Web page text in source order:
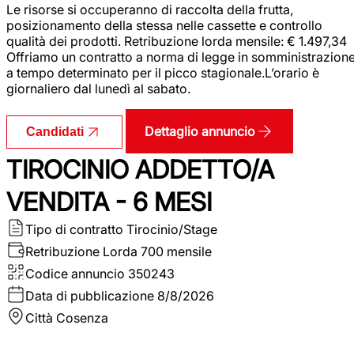
Le risorse si occuperanno di raccolta della frutta,
posizionamento della stessa nelle cassette e controllo
qualità dei prodotti. Retribuzione lorda mensile: € 1.497,34
Offriamo un contratto a norma di legge in
a tempo determinato per il picco stagionale.L’orario è
giornaliero dal lunedì al sabato.
Candidati Dettaglio annuncio
TIROCINIO ADDETTO/A
VENDITA - 6 MESI
Tipo di contratto Tirocinio/Stage
Retribuzione Lorda 700 mensile
Codice annuncio 350243
Data di pubblicazione 8/8/2026
Città Cosenza